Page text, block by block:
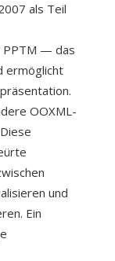
als Teil
PPTM — das
ermöglicht
OOXML-
und
Ein